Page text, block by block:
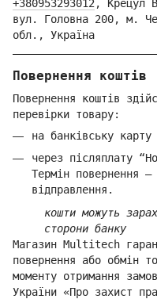
+380953293012 , Крецул
вул. Головна 200, м.
обл., Україна
Повернення коштів
Повернення коштів
перевірки товару:
на банківську
через післяплату
Термін повернення
відправлення.
кошти можуть
сторони банку
Магазин Multitech
повернення або обмін
моменту отримання
України «Про захист